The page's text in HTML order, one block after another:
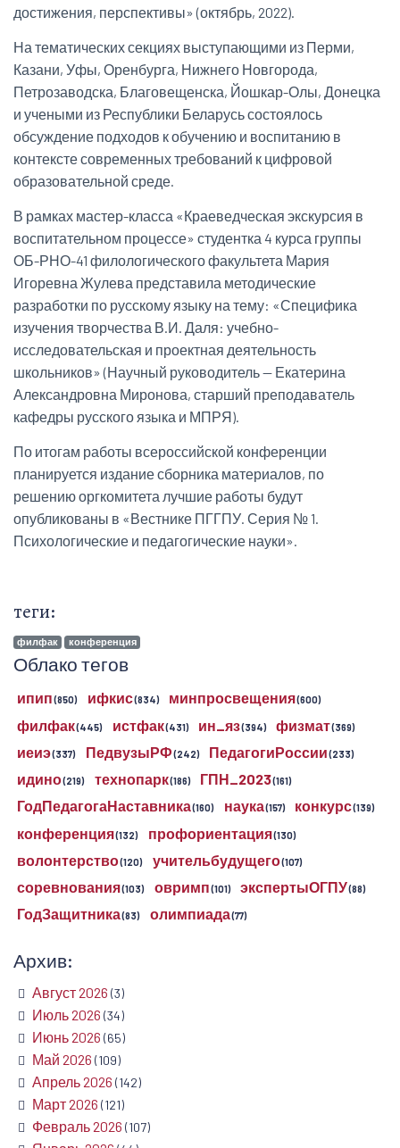
достижения, перспективы» (октябрь, 2022).
На тематических секциях выступающими из Перми,
Казани, Уфы, Оренбурга, Нижнего Новгорода,
Петрозаводска, Благовещенска, Йошкар-Олы, Донецка
и учеными из Республики Беларусь состоялось
обсуждение подходов к обучению и воспитанию в
контексте современных требований к цифровой
образовательной среде.
В рамках мастер-класса «Краеведческая экскурсия в
воспитательном процессе» студентка 4 курса группы
ОБ-РНО-41 филологического факультета Мария
Игоревна Жулева представила методические
разработки по русскому языку на тему: «Специфика
изучения творчества В.И. Даля: учебно-
исследовательская и проектная деятельность
школьников» (Научный руководитель — Екатерина
Александровна Миронова, старший преподаватель
кафедры русского языка и МПРЯ).
По итогам работы всероссийской конференции
планируется издание сборника материалов, по
решению оргкомитета лучшие работы будут
опубликованы в «Вестнике ПГГПУ. Серия № 1.
Психологические и педагогические науки».
теги:
филфак конференция
Облако тегов
ипип(850) ифкис(834) минпросвещения(600)
филфак(445) истфак(431) ин_яз(394) физмат(369)
иеиэ(337) ПедвузыРФ(242) ПедагогиРоссии(233)
идино(219) технопарк(186) ГПН_2023(161)
ГодПедагогаНаставника(160) наука(157) конкурс(139)
конференция(132) профориентация(130)
волонтерство(120) учительбудущего(107)
соревнования(103) овримп(101) экспертыОГПУ(88)
ГодЗащитника(83) олимпиада(77)
Архив:
Август 2026 (3)
Июль 2026 (34)
Июнь 2026 (65)
Май 2026 (109)
Апрель 2026 (142)
Март 2026 (121)
Февраль 2026 (107)